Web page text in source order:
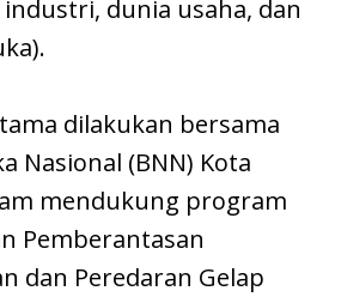
dunia usaha, dan
dilakukan bersama
Nasional (BNN) Kota
mendukung program
Pemberantasan
dan Peredaran Gelap